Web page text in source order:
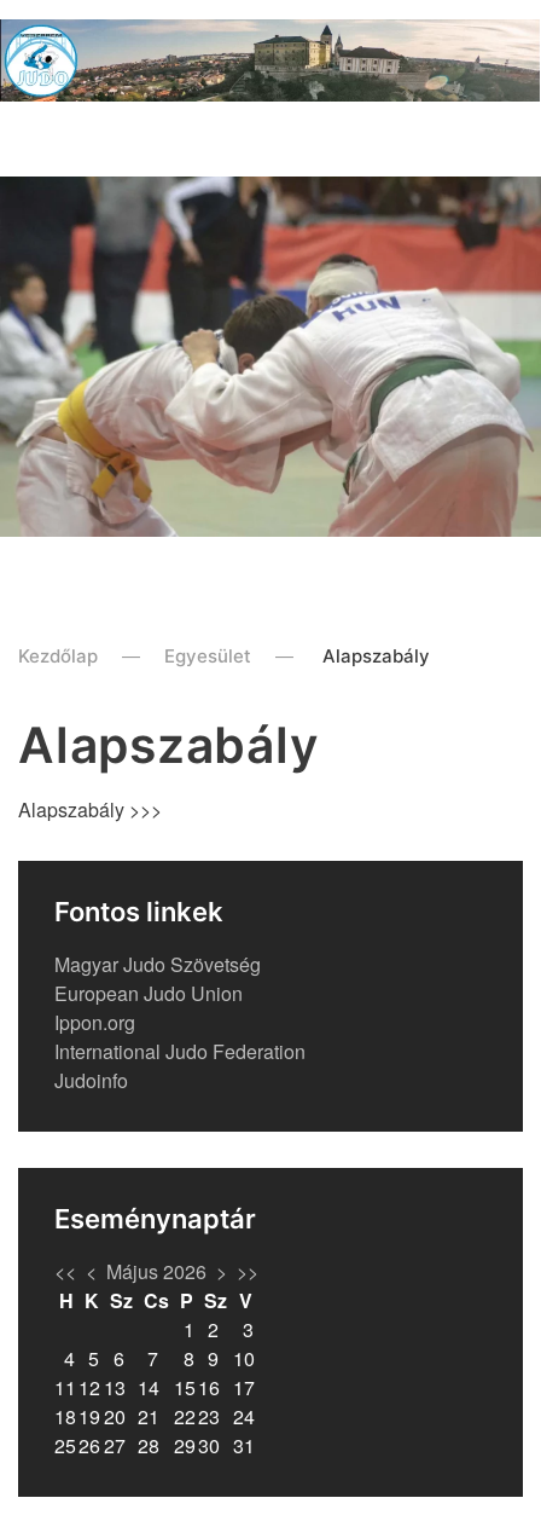
Kezdőlap Egyesület Alapszabály
Alapszabály
Alapszabály >>>
Fontos linkek
Magyar Judo Szövetség
European Judo Union
Ippon.org
International Judo Federation
Judoinfo
Eseménynaptár
<< < Május 2026 > >>
H K Sz Cs P Sz V
1
2
3
4 5 6 7 8 9
10
11 1213 14 1516 17
181920 21 2223 24
252627 28 2930 31